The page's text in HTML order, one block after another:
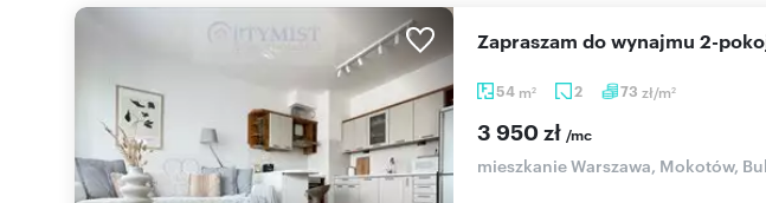
54 m2 2 73 zł/m2
Zapraszam do wynajmu 2-
3 950 zł /mc
mieszkanie Warszawa, Mokotów,